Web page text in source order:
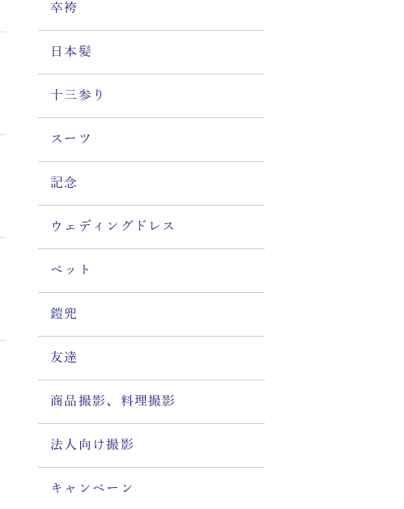
卒袴
日本髪
十三参り
スーツ
記念
ウェディングドレス
ペット
鎧兜
友達
商品撮影、料理撮影
法人向け撮影
キャンペーン